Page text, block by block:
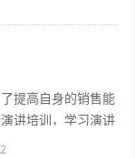
提高自身的销售能
讲培训，学习演讲
，树立强大销售自